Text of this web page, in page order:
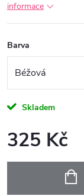
informace
Barva
Skladem
325 Kč